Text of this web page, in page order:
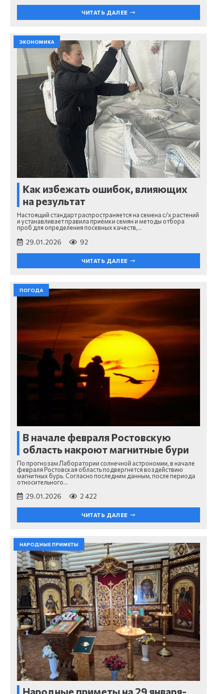
ЧИТАТЬ ДАЛЕЕ
ЭКОНОМИКА
Как избежать ошибок, влияющих
на результат
Настоящий стандарт распространяется на семена с/х растений
и устанавливает правила приёмки семян и методы отбора
проб для определения посевных качеств,…
29.01.2026 92
ЧИТАТЬ ДАЛЕЕ
ПОГОДА
В начале февраля Ростовскую
область накроют магнитные бури
По прогнозам Лаборатории солнечной астрономии, в начале
февраля Ростовская область подвергнется воздействию
магнитных бурь. Согласно последним данным, после периода
относительного…
29.01.2026 2 422
ЧИТАТЬ ДАЛЕЕ
НАРОДНЫЕ ПРИМЕТЫ
Народные приметы на 29 января-